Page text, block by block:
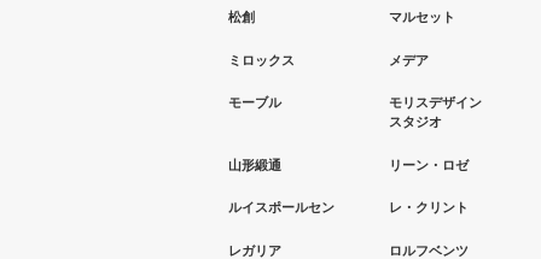
松創 マルセット
ミロックス メデア
モーブル
モリスデザイン
スタジオ
山形緞通 リーン・ロゼ
ルイスポールセン レ・クリント
レガリア ロルフベンツ